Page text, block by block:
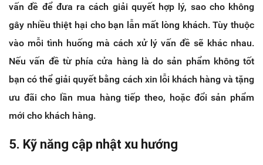
vấn đề để đưa ra cách giải quyết hợp lý, sao cho không
gây nhiều thiệt hại cho bạn lẫn mất lòng khách. Tùy thuộc
vào mỗi tình huống mà cách xử lý vấn đề sẽ khác nhau.
Nếu vấn đề từ phía cửa hàng là do sản phẩm không tốt
bạn có thể giải quyết bằng cách xin lỗi khách hàng và tặng
ưu đãi cho lần mua hàng tiếp theo, hoặc đổi sản phẩm
mới cho khách hàng.
5. Kỹ năng cập nhật xu hướng